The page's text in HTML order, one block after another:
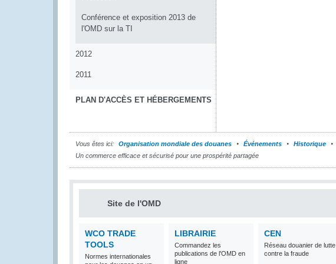
Conférence et exposition 2013 de
l'OMD sur la TI
2012
2011
PLAN D'ACCÈS ET HÉBERGEMENTS
Vous êtes ici: Organisation mondiale des douanes Événements Historique
Un commerce efficace et sécurisé pour une prospérité partagée
Site de l'OMD
WCO TRADE
TOOLS
Normes internationales
LIBRAIRIE
Commandez les
publications de l'OMD en
ligne
CEN
Réseau douanier de lutte
contre la fraude